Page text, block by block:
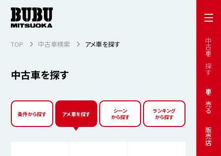
中古車を探す
車を売る
販売店
中古車を探す
TOP 中古車検索 アメ車を探す
条件から探す アメ車を探す
シーン
から探す
ランキング
から探す